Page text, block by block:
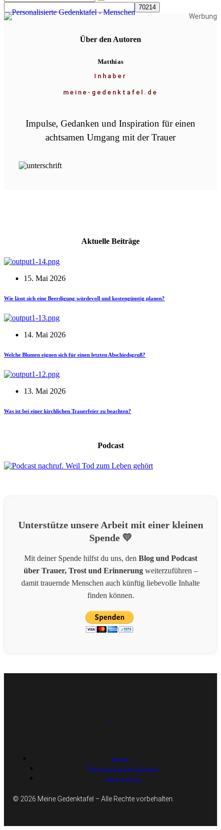
Werbung
Über den Autoren
Matthias
Inhaber
meine-gedenktafel.de
Impulse, Gedanken und Inspiration für einen
achtsamen Umgang mit der Trauer
Aktuelle Beiträge
15. Mai 2026
Wie lässt sich eine Beerdigung würdevoll und kostengünstig planen?
14. Mai 2026
Welche Blumen eignen sich für einen letzten Abschiedsgruß?
13. Mai 2026
Was ist bei einer kirchlichen Trauerfeier zu beachten?
Podcast
Unterstütze unsere Arbeit mit einer kleinen
Spende 💛
Mit deiner Spende hilfst du uns, den Blog und Podcast
über Trauer, Trost und Erinnerungweiterzuführen –
damit trauernde Menschen auch künftig liebevolle Inhalte
finden können.
Home
Datenschutzerklärung
Impressum
© 2026 Meine Gedenktafel – Alle Rechte vorbehalten.